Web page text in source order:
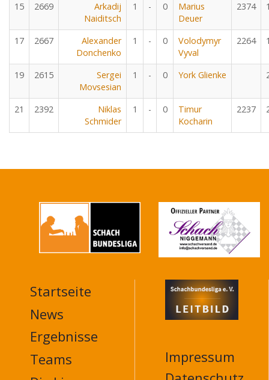
15 2669
Arkadij
Naiditsch
1 - 0
Marius
Deuer
2374
17 2667
Alexander
Donchenko
1 - 0
Volodymyr
Vyval
2264
19 2615
Sergei
Movsesian
1 - 0 York Glienke
21 2392
Niklas
Schmider
1 - 0
Timur
Kocharin
2237
MAIN
NAVIGATION
FOOTER
Startseite
News
Ergebnisse
Teams
Impressum